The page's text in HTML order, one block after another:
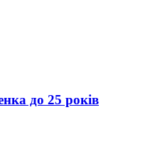
до 25 років